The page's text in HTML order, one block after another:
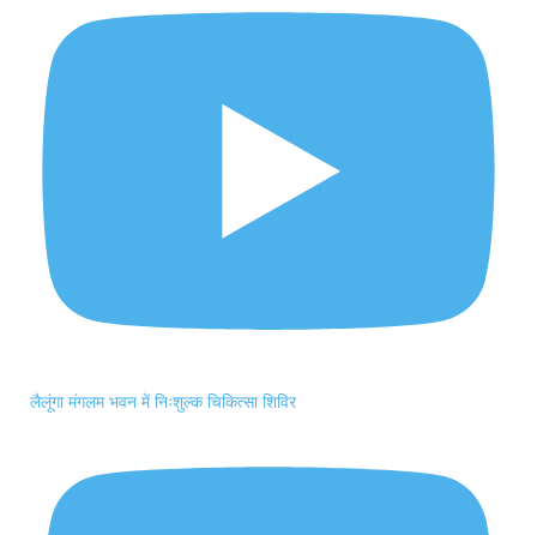
लैलूंगा मंगलम भवन में निःशुल्क चिकित्सा शिविर